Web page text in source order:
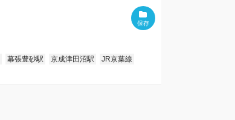
幕張豊砂駅 京成津田沼駅
JR京葉線